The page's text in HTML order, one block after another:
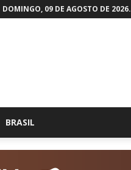
DOMINGO, 09 DE AGOSTO DE 2026.
BRASIL